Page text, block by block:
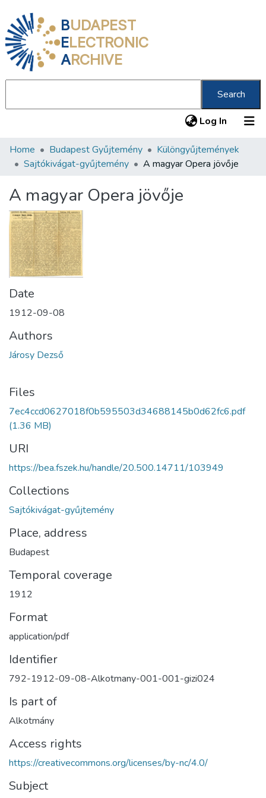
BUDAPEST
ELECTRONIC
ARCHIVE
Search
Log In (current)
Communities & Collections
Statistics
About us
Home Budapest Gyűjtemény
Különgyűjtemények
Sajtókivágat-gyűjtemény
A magyar Opera jövője
A magyar Opera jövője
Date
1912-09-08
Authors
Járosy Dezső
Files
7ec4ccd0627018f0b595503d34688145b0d62fc6.pdf
(1.36 MB)
URI
https://bea.fszek.hu/handle/20.500.14711/103949
Collections
Sajtókivágat-gyűjtemény
Place, address
Budapest
Temporal coverage
1912
Format
application/pdf
Identifier
792-1912-09-08-Alkotmany-001-001-gizi024
Is part of
Alkotmány
Access rights
https://creativecommons.org/licenses/by-nc/4.0/
Subject